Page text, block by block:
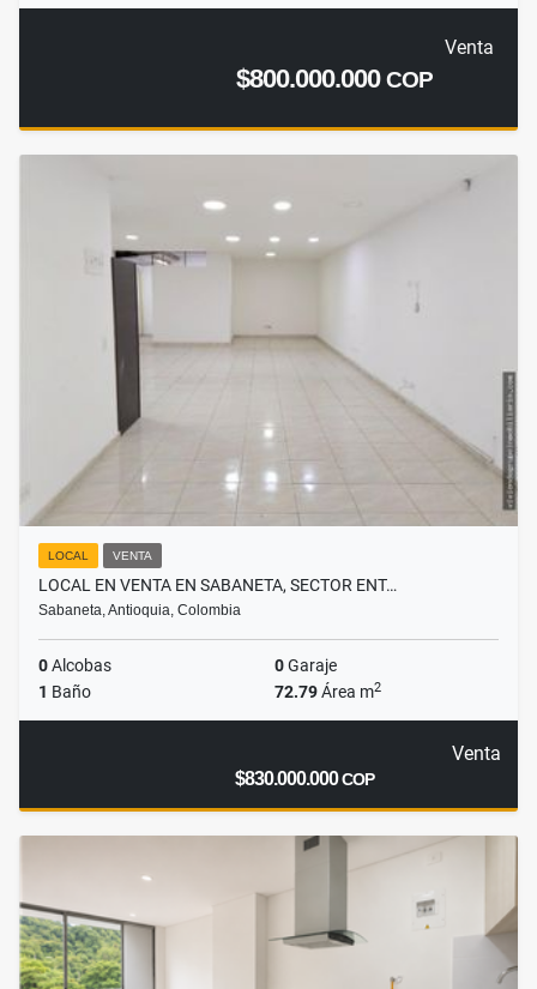
Venta
$800.000.000COP
LOCAL VENTA
LOCAL EN VENTA EN SABANETA, SECTOR ENT…
Sabaneta, Antioquia, Colombia
0Alcobas 0Garaje
1 Baño 72.79Área m2
Venta
$830.000.000COP